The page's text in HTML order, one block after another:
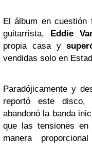
El álbum en cuestión
guitarrista, Eddie
propia casa y
vendidas solo en
Paradójicamente y
reportó este disco,
abandonó la banda
que las tensiones
manera